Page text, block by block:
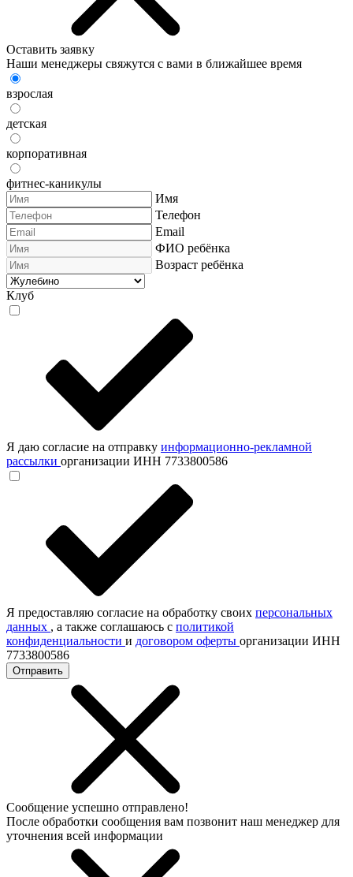
Оставить заявку
Наши менеджеры свяжутся с вами в ближайшее время
взрослая
детская
корпоративная
фитнес-каникулы
Имя
Телефон
Email
ФИО ребёнка
Возраст ребёнка
Клуб
Я даю согласие на отправку информационно-рекламной
рассылки организации ИНН 7733800586
Я предоставляю согласие на обработку своих персональных
данных , а также соглашаюсь с политикой
конфиденциальности и договором оферты организации ИНН
7733800586
Отправить
Сообщение успешно отправлено!
После обработки сообщения вам позвонит наш менеджер для
уточнения всей информации